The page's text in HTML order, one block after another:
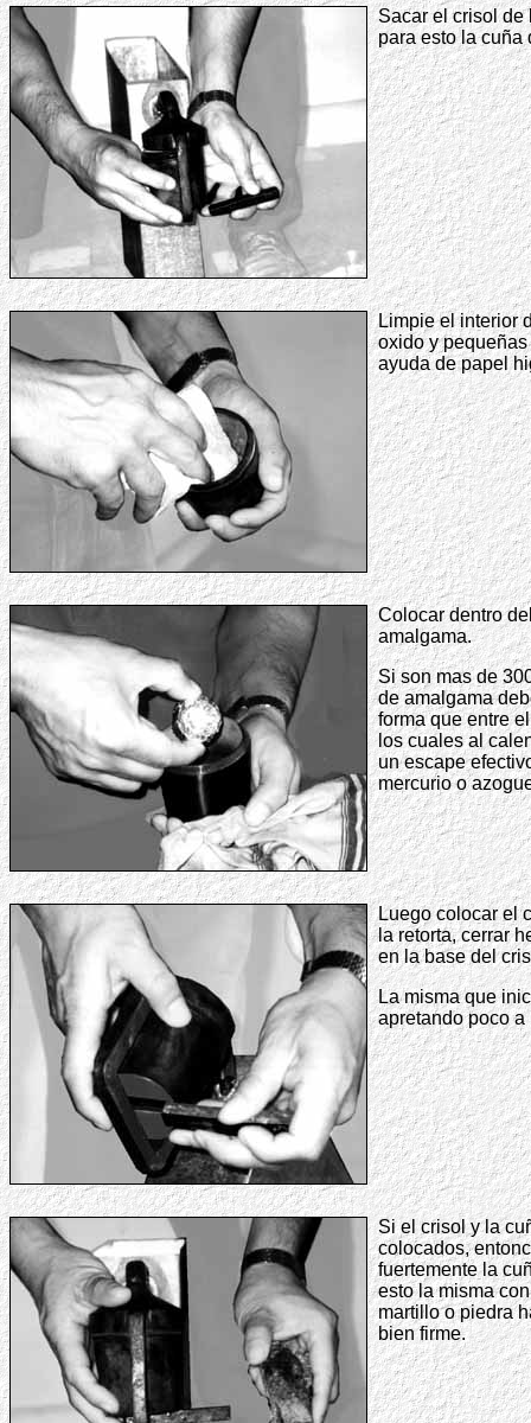
Sacar el crisol de
para esto la cuña
Limpie el interior
oxido y
ayuda de papel
Colocar dentro
amalgama.
Si son mas de
de amalgama
forma que entre
los cuales al
un escape
mercurio o
Luego colocar el
la retorta, cerrar
en la base del
La misma que
apretando poco a
Si el crisol y la
colocados,
fuertemente la
esto la misma
martillo o piedra
bien firme.